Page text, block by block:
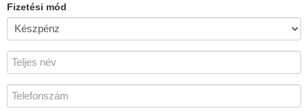
Fizetési mód